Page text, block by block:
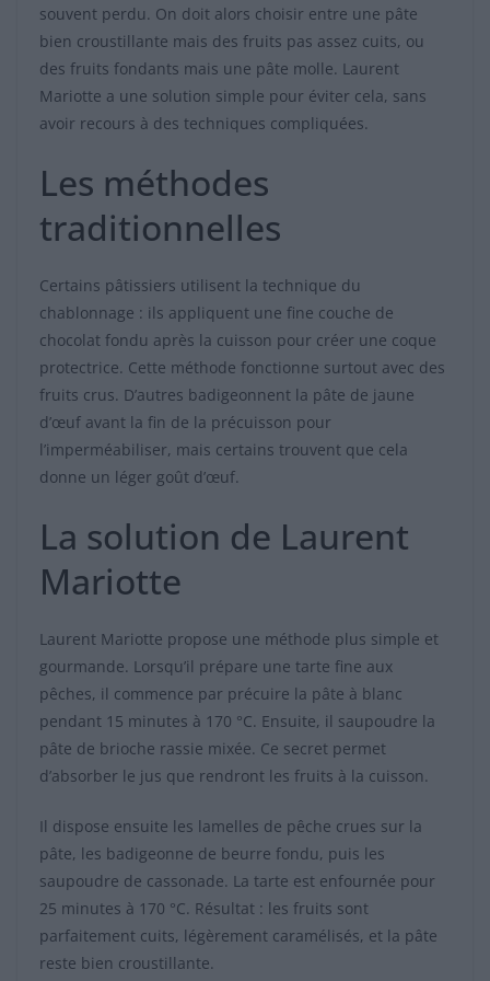
souvent perdu. On doit alors choisir entre une pâte
bien croustillante mais des fruits pas assez cuits, ou
des fruits fondants mais une pâte molle. Laurent
Mariotte a une solution simple pour éviter cela, sans
avoir recours à des techniques compliquées.
Les méthodes
traditionnelles
Certains pâtissiers utilisent la technique du
chablonnage : ils appliquent une fine couche de
chocolat fondu après la cuisson pour créer une coque
protectrice. Cette méthode fonctionne surtout avec des
fruits crus. D’autres badigeonnent la pâte de jaune
d’œuf avant la fin de la précuisson pour
l’imperméabiliser, mais certains trouvent que cela
donne un léger goût d’œuf.
La solution de Laurent
Mariotte
Laurent Mariotte propose une méthode plus simple et
gourmande. Lorsqu’il prépare une tarte fine aux
pêches, il commence par précuire la pâte à blanc
pendant 15 minutes à 170 °C. Ensuite, il saupoudre la
pâte de brioche rassie mixée. Ce secret permet
d’absorber le jus que rendront les fruits à la cuisson.
Il dispose ensuite les lamelles de pêche crues sur la
pâte, les badigeonne de beurre fondu, puis les
saupoudre de cassonade. La tarte est enfournée pour
25 minutes à 170 °C. Résultat : les fruits sont
parfaitement cuits, légèrement caramélisés, et la pâte
reste bien croustillante.